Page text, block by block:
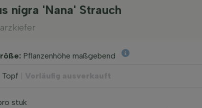
nigra 'Nana' Strauch
Pflanzenhöhe maßgebend
Topf
stuk